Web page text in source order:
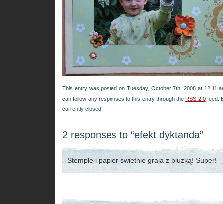
This entry was posted on Tuesday, October 7th, 2008 at 12:11
can follow any responses to this entry through the RSS 2.0feed.
currently closed.
2 responses to “efekt dyktanda”
Stemple i papier świetnie graja z bluzką! Super!